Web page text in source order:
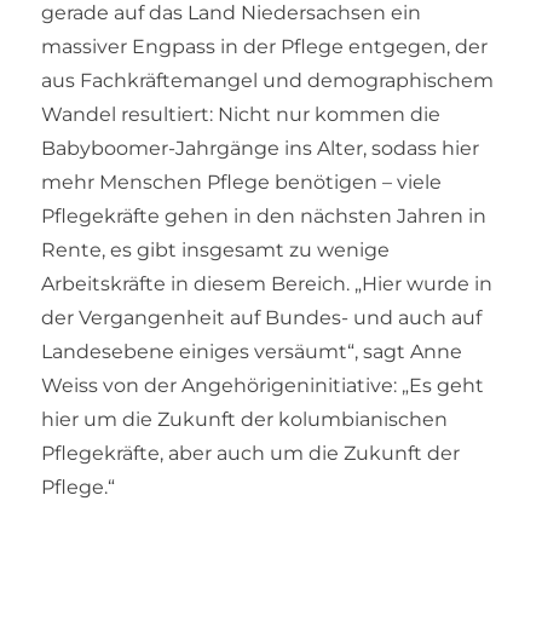
gerade auf das Land Niedersachsen ein
massiver Engpass in der Pflege entgegen, der
aus Fachkräftemangel und demographischem
Wandel resultiert: Nicht nur kommen die
Babyboomer-Jahrgänge ins Alter, sodass hier
mehr Menschen Pflege benötigen – viele
Pflegekräfte gehen in den nächsten Jahren in
Rente, es gibt insgesamt zu wenige
Arbeitskräfte in diesem Bereich. „Hier wurde in
der Vergangenheit auf Bundes- und auch auf
Landesebene einiges versäumt“, sagt Anne
Weiss von der Angehörigeninitiative: „Es geht
hier um die Zukunft der kolumbianischen
Pflegekräfte, aber auch um die Zukunft der
Pflege.“